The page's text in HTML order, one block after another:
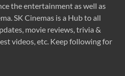
the entertainment as well as
SK Cinemas is a Hub to all
movie reviews, trivia &
videos, etc. Keep following for